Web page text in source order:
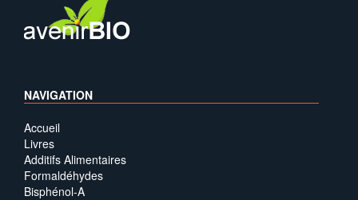
NAVIGATION
Accueil
Livres
Additifs Alimentaires
Formaldéhydes
Bisphénol-A